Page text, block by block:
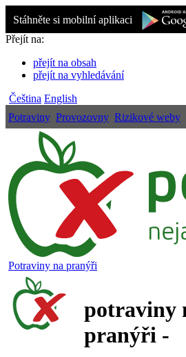
Stáhněte si mobilní aplikaci
Přejít na:
přejít na obsah
přejít na vyhledávání
Čeština English
Potraviny Provozovny Rizikové weby
Potraviny na pranýři
potraviny
pranýři -